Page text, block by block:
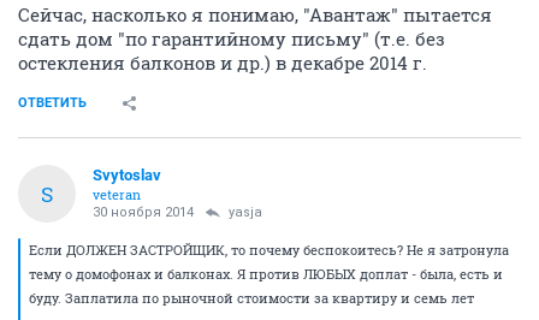
Сейчас, насколько я понимаю, "Авантаж" пытается
сдать дом "по гарантийному письму" (т.е. без
остекления балконов и др.) в декабре 2014 г.
ОТВЕТИТЬ
S
Svytoslav
veteran
30 ноября 2014 yasja
Если ДОЛЖЕН ЗАСТРОЙЩИК, то почему беспокоитесь? Не я затронула
тему о домофонах и балконах. Я против ЛЮБЫХ доплат - была, есть и
буду. Заплатила по рыночной стоимости за квартиру и семь лет